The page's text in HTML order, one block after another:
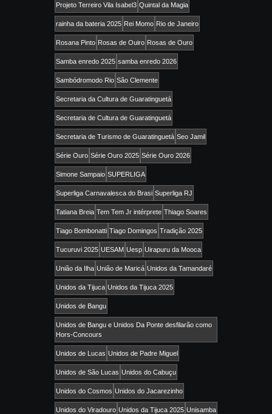
Projeto Terreiro Vila Isabel3 Quintal da Magia
rainha da bateria 2025 Rei Momo Rio de Janeiro
Rosana Pinto Rosas de Ouiro Rosas de Ouro
Samba enredo 2025 samba enredo 2026
Sambódromodo Rio São Clemente
Secretaria da Cultura de Guaratinguetá
Secretaria de Cultura de Guaratinguetá
Secretaria de Turismo de Guaratinguetá Seo Jamil
Série Ouro Série Ouro 2025 Série Ouro 2026
Simone Sampaio SUPERLIGA
Superliga Carnavalesca do Brasi Superliga RJ
Tatiana Breia Tem Tem Jr intérprete Thiago Soares
Tiago Bombonatti Tiago Domingos Tradição 2025
Tucuruvi 2025 UESAM Uesp Uirapuru da Mooca
União da Ilha União de Maricá Unidos da Tamandaré
Unidos da Tijuca Unidos da Tijuca 2025
Unidos de Bangu
Unidos de Bangu e Unidos Da Ponte desfilarão como
Hors-Concours
Unidos de Lucas Unidos de Padre Miguel
Unidos de São Lucas Unidos do Cabuçu
Unidos do Cosmos Unidos do Jacarezinho
Unidos do Viradouro Unidos da Tijuca 2025 Unisamba